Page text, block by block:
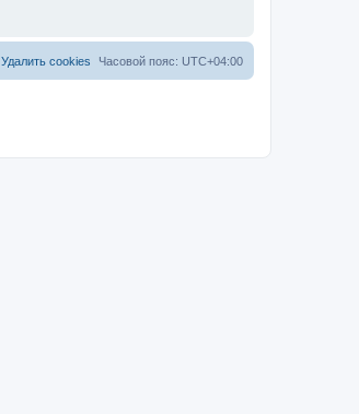
Часовой пояс: UTC+04:00
Удалить cookies